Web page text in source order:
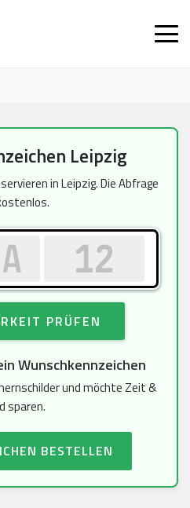
Leipzig
in Leipzig. Die Abfrage
PRÜFEN
Wunschkennzeichen
und möchte Zeit &
sparen.
BESTELLEN